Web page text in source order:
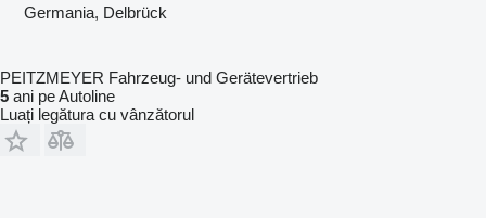
Germania, Delbrück
PEITZMEYER Fahrzeug- und Gerätevertrieb
5 ani pe Autoline
Luați legătura cu vânzătorul